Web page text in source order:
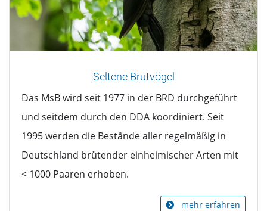
Seltene Brutvögel
Das MsB wird seit 1977 in der BRD durchgeführt
und seitdem durch den DDA koordiniert. Seit
1995 werden die Bestände aller regelmäßig in
Deutschland brütender einheimischer Arten mit
< 1000 Paaren erhoben.
mehr erfahren